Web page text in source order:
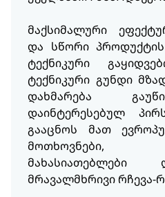
მაქსიმალური
და სწორი პროდუქტის
ტექნიკური
ტექნიკური გუნდი
დახმარება
დაინტერესებულ
გააცნოს მათ
მოთხოვნები,
მახასიათებლები
მრავალმხრივი რჩევა-